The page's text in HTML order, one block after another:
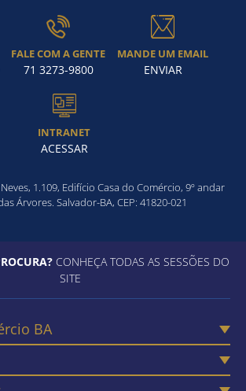
FALE COM A GENTE
71 3273-9800
MANDE UM EMAIL
ENVIAR
INTRANET
ACESSAR
1.109, Edifício Casa do Comércio, 9º andar
Árvores. Salvador-BA, CEP: 41820-021
CONHEÇA TODAS AS SESSÕES DO
SITE
BA